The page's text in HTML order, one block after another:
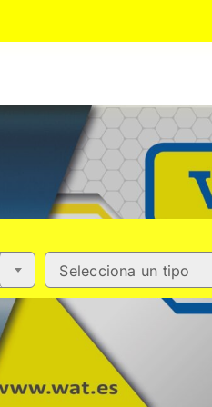
Selecciona un tipo